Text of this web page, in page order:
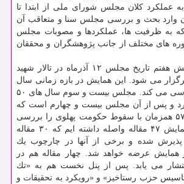
به عملكرد كلان مجلس شورای ملی از ابتدا تا
آن وارد بحث و بررسی مجلس سنا و متعاقب آن
به ظرفیت ها، عملكردها و مصوبات مجلس
های مختلف از جانب پژوهشگران و محققان
وی اضافه كرد: همایش هفتم تاریخ مجلس ۱۲ آذرماه در تالار شهید
می شود. این همایش در بازه زمانی سال
۱۳۵۰ تا ۱۳۵۷ را بررسی می كند. مجلس بیست و سوم سال های ۵۰
گیرد و پس از آن مجلس بیست و چهارم است كه
بین سال های ۵۴ تا ۵۷ همزمان با سقوط حكومت پهلوی را بررسی
می كند. برای این همایش ۴۷ مقاله واصله داشته ایم كه ۳۰ مقاله
شده و برخی از آنها در چارچوب یك
عرضه خواهد شد. چهار مقاله هم در
می یابد. پس از پنل نخست هم به «تك
حزب رستاخیز» و «رویكرد به تحقیقات و